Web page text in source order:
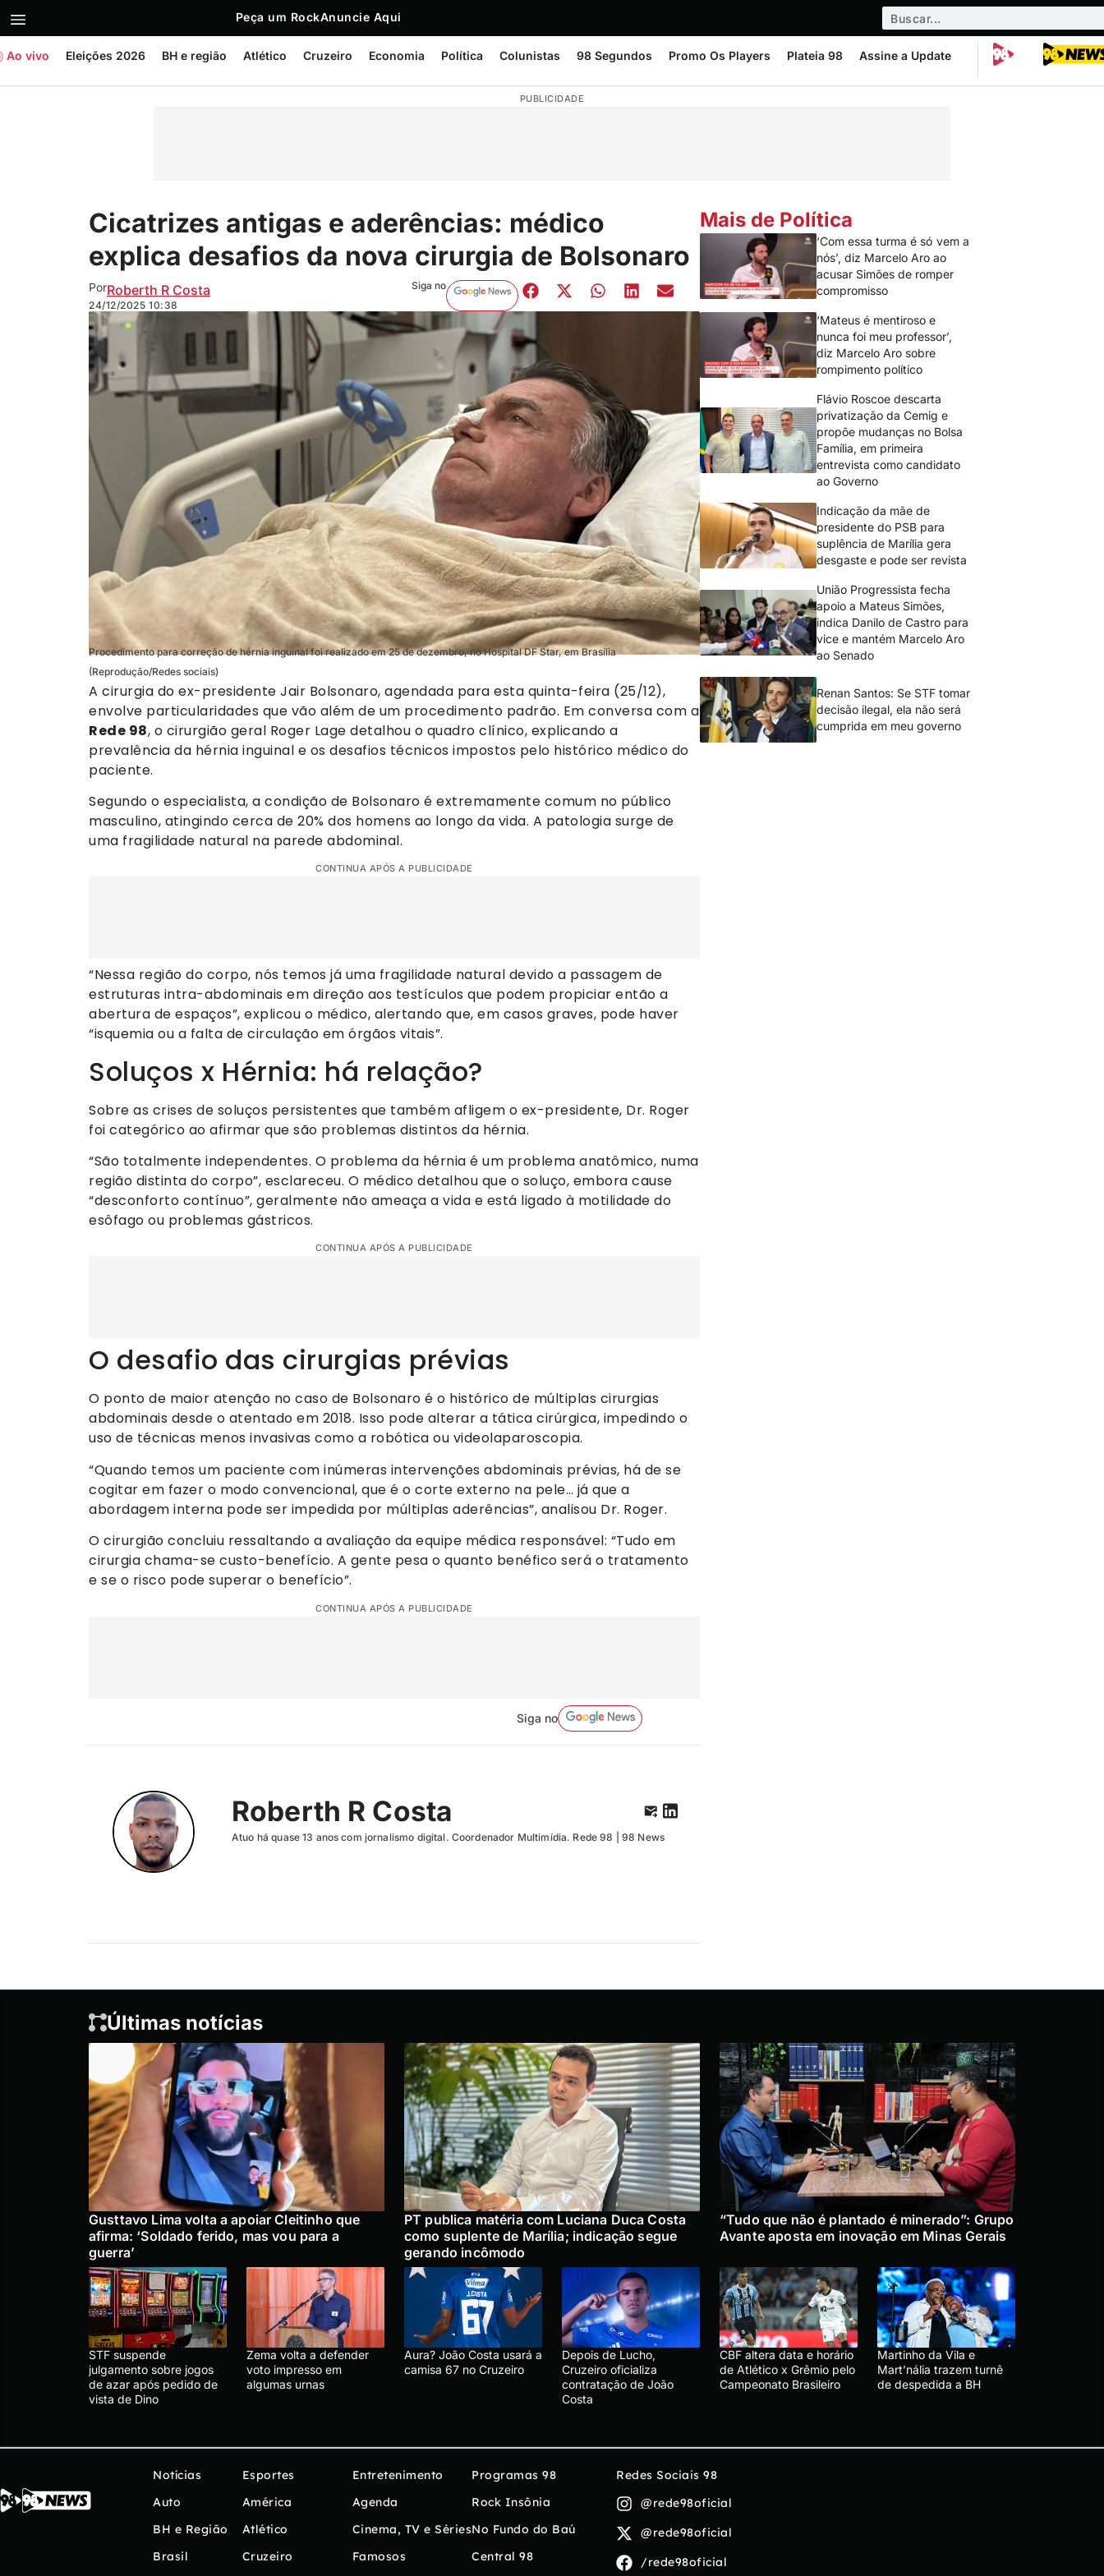
Peça um RockAnuncie Aqui
Ao vivo Eleições 2026 BH e região Atlético Cruzeiro Economia Política Colunistas 98 Segundos Promo Os Players Plateia 98 Assine a Update
PUBLICIDADE
Cicatrizes antigas e aderências: médico
explica desafios da nova cirurgia de Bolsonaro
PorRoberth R Costa
24/12/2025 10:38
Siga no
Procedimento para correção de hérnia inguinal foi realizado em 25 de dezembro, no Hospital DF Star, em Brasília
(Reprodução/Redes sociais)
A cirurgia do ex-presidente Jair Bolsonaro, agendada para esta quinta-feira (25/12),
envolve particularidades que vão além de um procedimento padrão. Em conversa com a
Rede 98, o cirurgião geral Roger Lage detalhou o quadro clínico, explicando a
prevalência da hérnia inguinal e os desafios técnicos impostos pelo histórico médico do
paciente.
Segundo o especialista, a condição de Bolsonaro é extremamente comum no público
masculino, atingindo cerca de 20% dos homens ao longo da vida. A patologia surge de
uma fragilidade natural na parede abdominal.
CONTINUA APÓS A PUBLICIDADE
“Nessa região do corpo, nós temos já uma fragilidade natural devido a passagem de
estruturas intra-abdominais em direção aos testículos que podem propiciar então a
abertura de espaços”, explicou o médico, alertando que, em casos graves, pode haver
“isquemia ou a falta de circulação em órgãos vitais”.
Soluços x Hérnia: há relação?
Sobre as crises de soluços persistentes que também afligem o ex-presidente, Dr. Roger
foi categórico ao afirmar que são problemas distintos da hérnia.
“São totalmente independentes. O problema da hérnia é um problema anatômico, numa
região distinta do corpo”, esclareceu. O médico detalhou que o soluço, embora cause
“desconforto contínuo”, geralmente não ameaça a vida e está ligado à motilidade do
esôfago ou problemas gástricos.
CONTINUA APÓS A PUBLICIDADE
O desafio das cirurgias prévias
O ponto de maior atenção no caso de Bolsonaro é o histórico de múltiplas cirurgias
abdominais desde o atentado em 2018. Isso pode alterar a tática cirúrgica, impedindo o
uso de técnicas menos invasivas como a robótica ou videolaparoscopia.
“Quando temos um paciente com inúmeras intervenções abdominais prévias, há de se
cogitar em fazer o modo convencional, que é o corte externo na pele… já que a
abordagem interna pode ser impedida por múltiplas aderências”, analisou Dr. Roger.
O cirurgião concluiu ressaltando a avaliação da equipe médica responsável: “Tudo em
cirurgia chama-se custo-benefício. A gente pesa o quanto benéfico será o tratamento
e se o risco pode superar o benefício”.
CONTINUA APÓS A PUBLICIDADE
Siga no
Roberth R Costa
Atuo há quase 13 anos com jornalismo digital. Coordenador Multimídia. Rede 98 | 98 News
Mais de Política
‘Com essa turma é só vem a
nós’, diz Marcelo Aro ao
acusar Simões de romper
compromisso
‘Mateus é mentiroso e
nunca foi meu professor’,
diz Marcelo Aro sobre
rompimento político
Flávio Roscoe descarta
privatização da Cemig e
propõe mudanças no Bolsa
Família, em primeira
entrevista como candidato
ao Governo
Indicação da mãe de
presidente do PSB para
suplência de Marília gera
desgaste e pode ser revista
União Progressista fecha
apoio a Mateus Simões,
indica Danilo de Castro para
vice e mantém Marcelo Aro
ao Senado
Renan Santos: Se STF tomar
decisão ilegal, ela não será
cumprida em meu governo
Últimas notícias
Gusttavo Lima volta a apoiar Cleitinho que
afirma: ‘Soldado ferido, mas vou para a
guerra’
PT publica matéria com Luciana Duca Costa
como suplente de Marília; indicação segue
gerando incômodo
“Tudo que não é plantado é minerado”: Grupo
Avante aposta em inovação em Minas Gerais
STF suspende
julgamento sobre jogos
de azar após pedido de
vista de Dino
Zema volta a defender
voto impresso em
algumas urnas
Aura? João Costa usará a
camisa 67 no Cruzeiro
Depois de Lucho,
Cruzeiro oficializa
contratação de João
Costa
CBF altera data e horário
de Atlético x Grêmio pelo
Campeonato Brasileiro
Martinho da Vila e
Mart’nália trazem turnê
de despedida a BH
Notícias
Auto
BH e Região
Brasil
Esportes
América
Atlético
Cruzeiro
Entretenimento
Agenda
Cinema, TV e Séries
Famosos
Programas 98
Rock Insônia
No Fundo do Baú
Central 98
Redes Sociais 98
@rede98oficial
@rede98oficial
/rede98oficial